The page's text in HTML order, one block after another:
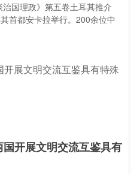
国理政》第五卷土耳其推介
首都安卡拉举行。200余位中
开展文明交流互鉴具有